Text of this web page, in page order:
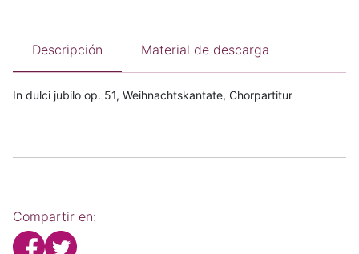
Descripción Material de descarga
In dulci jubilo op. 51, Weihnachtskantate, Chorpartitur
Compartir en: